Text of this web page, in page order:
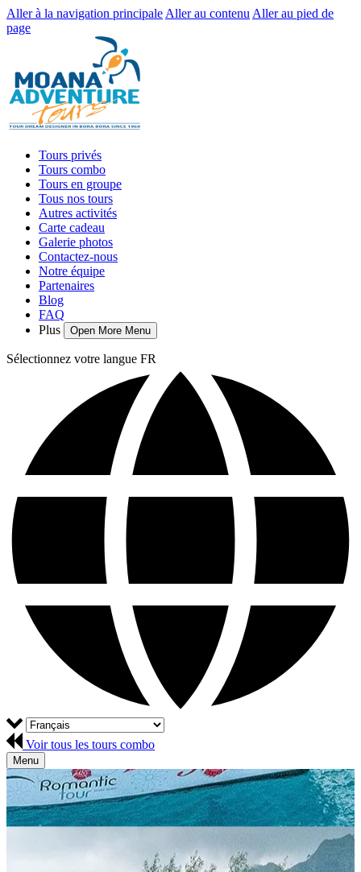
Aller à la navigation principale Aller au contenu Aller au pied de
page
Tours privés
Tours combo
Tours en groupe
Tous nos tours
Autres activités
Carte cadeau
Galerie photos
Contactez-nous
Notre équipe
Partenaires
Blog
FAQ
Plus
Open More Menu
Sélectionnez votre langue FR
Voir tous les tours combo
Menu